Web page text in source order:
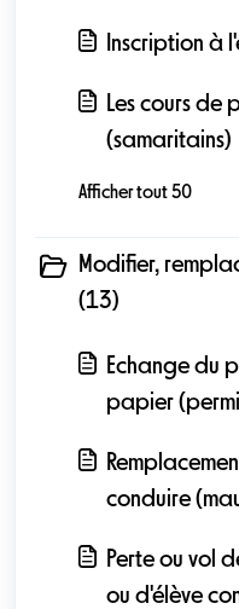
Inscription à
Les cours de
(samaritains)
Afficher tout 50
Modifier,
(13)
Echange du
papier
conduire
Perte ou vol
ou d'élève